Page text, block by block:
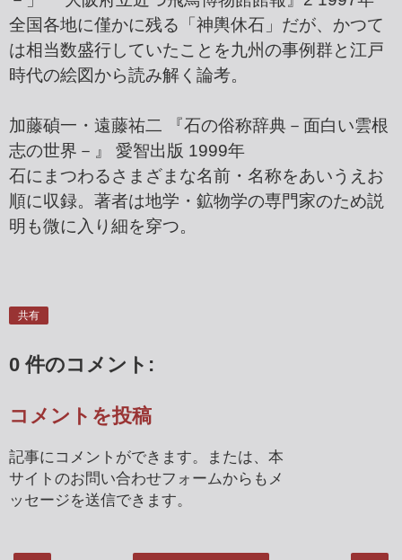
全国各地に僅かに残る「神輿休石」だが、かつて
は相当数盛行していたことを九州の事例群と江戸
時代の絵図から読み解く論考。
加藤碵一・遠藤祐二 『石の俗称辞典－面白い雲根
志の世界－』 愛智出版 1999年
石にまつわるさまざまな名前・名称をあいうえお
順に収録。著者は地学・鉱物学の専門家のため説
明も微に入り細を穿つ。
共有
0 件のコメント:
コメントを投稿
記事にコメントができます。または、本
サイトのお問い合わせフォームからもメ
ッセージを送信できます。